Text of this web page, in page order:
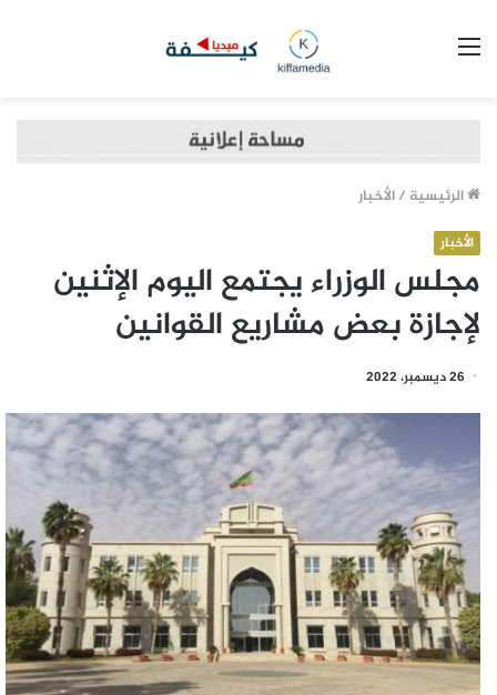
الرئيسية /الأخبار
الأخبار
مجلس الوزراء يجتمع اليوم الإثنين
لإجازة بعض مشاريع القوانين
26 ديسمبر، 2022